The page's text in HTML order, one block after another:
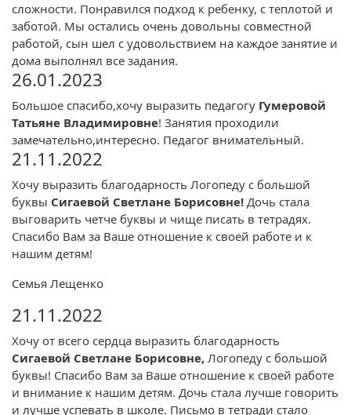
сложности. Понравился подход к ребенку, с теплотой и
заботой. Мы остались очень довольны совместной
работой, сын шел с удовольствием на каждое занятие и
дома выполнял все задания.
26.01.2023
Большое спасибо,хочу выразить педагогу Гумеровой
Татьяне Владимировне! Занятия проходили
замечательно,интересно. Педагог внимательный.
21.11.2022
Хочу выразить благодарность Логопеду с большой
буквы Сигаевой Светлане Борисовне! Дочь стала
выговарить четче буквы и чище писать в тетрадях.
Спасибо Вам за Ваше отношение к своей работе и к
нашим детям!
Семья Лещенко
21.11.2022
Хочу от всего сердца выразить благодарность
Сигаевой Светлане Борисовне, Логопеду с большой
буквы! Спасибо Вам за Ваше отношение к своей работе
и внимание к нашим детям. Дочь стала лучше говорить
и лучше успевать в школе. Письмо в тетради стало